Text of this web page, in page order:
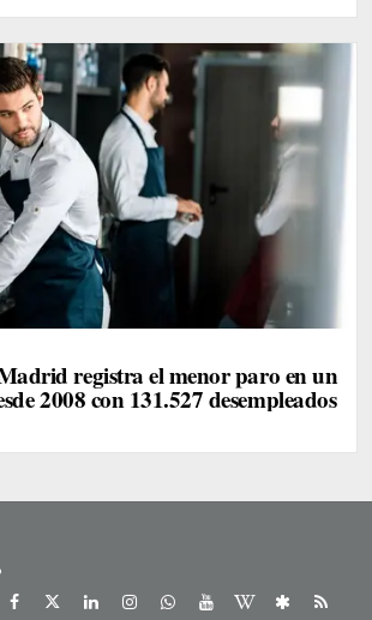
registra el menor paro en un
2008 con 131.527 desempleados